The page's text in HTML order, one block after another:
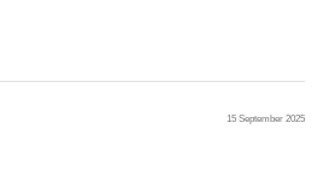
15 September 2025